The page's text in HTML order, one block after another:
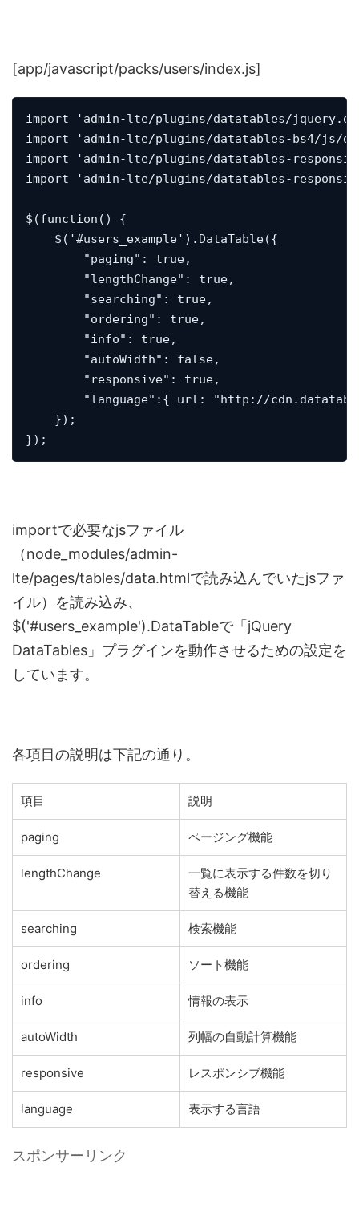
[app/javascript/packs/users/index.js]
import 'admin-lte/plugins/datatables/
import 'admin-lte/plugins/datatables-bs4/js/
import 'admin-lte/plugins/datatables-
import 'admin-lte/plugins/datatables-
$(function() {
    $('#users_example').DataTable({
        "paging": true,
        "lengthChange": true,
        "searching": true,
        "ordering": true,
        "info": true,
        "autoWidth": false,
        "responsive": true,
"language":{ url: "http://
    });
});
importで必要なjsファイル
（node_modules/admin-
lte/pages/tables/data.htmlで読み込んでいたjsファ
イル）を読み込み、
$('#users_example').DataTableで「jQuery
DataTables」プラグインを動作させるための設定を
しています。
各項目の説明は下記の通り。
項目 説明
paging ページング機能
lengthChange
一覧に表示する件数を切り
替える機能
searching 検索機能
ordering ソート機能
info 情報の表示
autoWidth 列幅の自動計算機能
responsive レスポンシブ機能
language 表示する言語
スポンサーリンク